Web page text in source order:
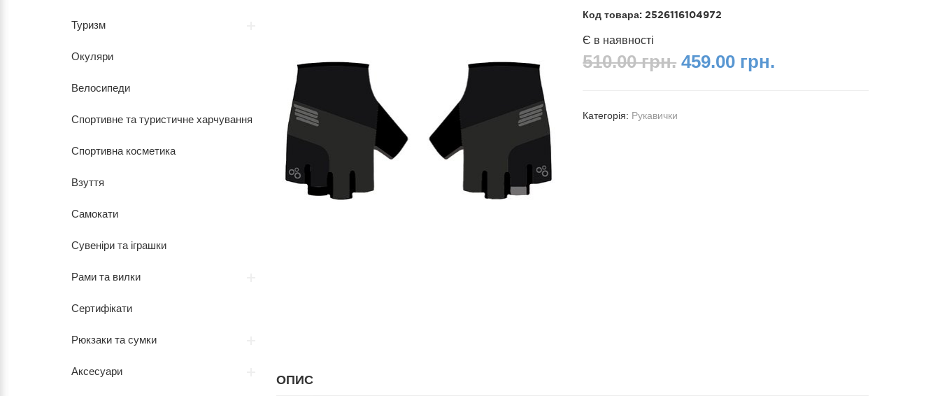
Код товара:2526116104972
Є в наявності
510.00 грн. 459.00 грн.
Категорія: Рукавички
ОПИС
Туризм
Окуляри
Велосипеди
Спортивне та туристичне харчування
Спортивна косметика
Взуття
Самокати
Сувеніри та іграшки
Рами та вилки
Сертифікати
Рюкзаки та сумки
Аксесуари